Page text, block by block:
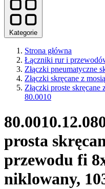
Kategorie
Strona główna
Łączniki rur i
Złączki pneumatyczne
Złączki skręcane z
Złączki proste
80.0010
prosta
przewodu fi
niklowany,